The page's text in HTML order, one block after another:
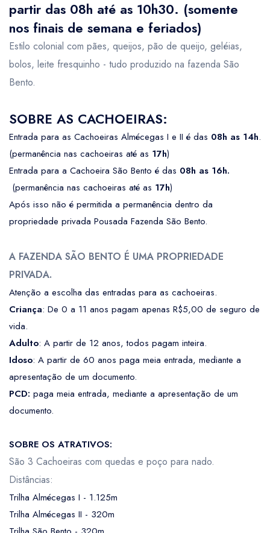
partir das 08h até as 10h30. (somente
nos finais de semana e feriados)
Estilo colonial com pães, queijos, pão de queijo, geléias,
bolos, leite fresquinho - tudo produzido na fazenda São
Bento.
SOBRE AS CACHOEIRAS:
Entrada para as Cachoeiras Almécegas I e II é das 08h as 14h.
(permanência nas cachoeiras até as 17h)
Entrada para a Cachoeira São Bento é das 08h as 16h.
(permanência nas cachoeiras até as 17h)
Após isso não é permitida a permanência dentro da
propriedade privada Pousada Fazenda São Bento.
A FAZENDA SÃO BENTO É UMA PROPRIEDADE
PRIVADA.
Atenção a escolha das entradas para as cachoeiras.
Criança: De 0 a 11 anos pagam apenas R$5,00 de seguro de
vida.
Adulto: A partir de 12 anos, todos pagam inteira.
Idoso: A partir de 60 anos paga meia entrada, mediante a
apresentação de um documento.
PCD: paga meia entrada, mediante a apresentação de um
documento.
SOBRE OS ATRATIVOS:
São 3 Cachoeiras com quedas e poço para nado.
Distâncias:
Trilha Almécegas I - 1.125m
Trilha Almécegas II - 320m